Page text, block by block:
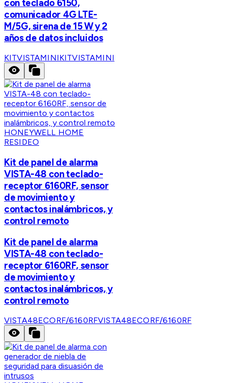
con teclado 6150,
comunicador 4G LTE-
M/5G, sirena de 15 W y 2
años de datos incluidos
KITVISTAMINIKITVISTAMINI
HONEYWELL HOME
RESIDEO
Kit de panel de alarma
VISTA-48 con teclado-
receptor 6160RF, sensor
de movimiento y
contactos inalámbricos, y
control remoto
Kit de panel de alarma
VISTA-48 con teclado-
receptor 6160RF, sensor
de movimiento y
contactos inalámbricos, y
control remoto
VISTA48ECORF/6160RFVISTA48ECORF/6160RF